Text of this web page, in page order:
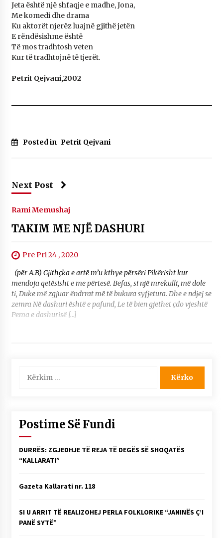
Jeta është një shfaqje e madhe, Jona,
Me komedi dhe drama
Ku aktorët njerëz luajnë gjithë jetën
E rëndësishme është
Të mos tradhtosh veten
Kur të tradhtojnë të tjerët.
Petrit Qejvani,2002
Posted in Petrit Qejvani
Next Post
Rami Memushaj
TAKIM ME NJË DASHURI
Pre Pri 24 , 2020
(për A.B) Gjithçka e artë m’u kthye përsëri Pikërisht kur
mendoja qetësisht e me përtesë. Befas, si një mrekulli, më dole
ti, Duke më zgjuar ëndrrat më të bukura syfjetura. Dhe e ndjej se
zemra Në dashuri është e pafund, Le të bien gjethet çdo vjeshtë
Pema e dashurisë […]
për:
Postime Së Fundi
DURRËS: ZGJEDHJE TË REJA TË DEGËS SË SHOQATËS
“KALLARATI”
Gazeta Kallarati nr. 118
SI U ARRIT TË REALIZOHEJ PERLA FOLKLORIKE “JANINËS Ç’I
PANË SYTË”